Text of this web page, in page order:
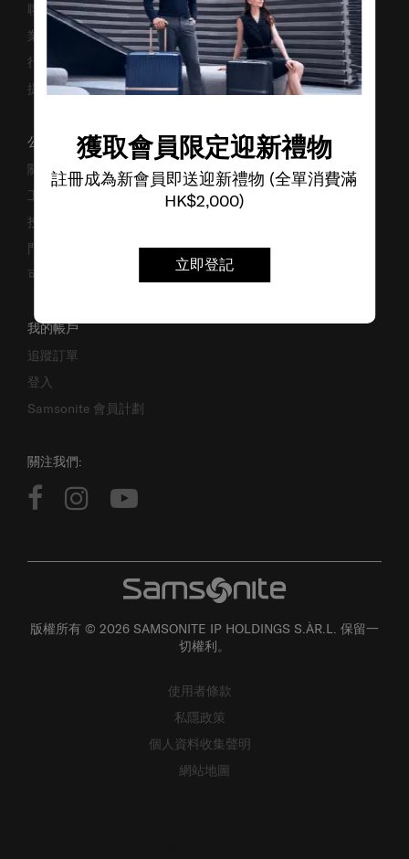
獲取會員限定迎新禮物
註冊成為新會員即送迎新禮物 (全單消費滿
HK$2,000)
立即登記
聯絡我們
業務諮詢
行李箱搜尋器
提防偽冒網站
公司資料
關於我們
工作機會
投資者關係
門市位置
可持續發展
我的帳戶
追蹤訂單
登入
Samsonite 會員計劃
關注我們:
版權所有 © 2026 SAMSONITE IP HOLDINGS S.ÀR.L. 保留一
切權利。
使用者條款
私隱政策
個人資料收集聲明
網站地圖